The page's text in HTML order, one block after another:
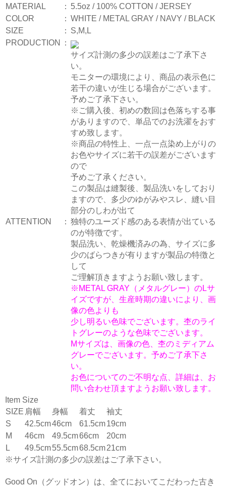
MATERIAL
： 5.5oz / 100% COTTON / JERSEY
COLOR
： WHITE / METAL GRAY / NAVY / BLACK
SIZE
： S,M,L
PRODUCTION
：
ATTENTION ：
サイズ計測の多少の誤差はご了承下さ
い。
モニターの環境により、商品の表示色に
若干の違いが生じる場合がございます。
予めご了承下さい。
※ご購入後、初めの数回は色落ちする事
がありますので、単品でのお洗濯をおす
すめ致します。
※商品の特性上、一点一点染め上がりの
お色やサイズに若干の誤差がございます
ので
予めご了承ください。
この製品は縫製後、製品洗いをしており
ますので、多少のゆがみやスレ、縫い目
部分のしわが出て
独特のユーズド感のある表情が出ている
のが特徴です。
製品洗い、乾燥機済みの為、サイズに多
少のばらつきが有りますが製品の特徴と
して
ご理解頂きますようお願い致します。
※METAL GRAY（メタルグレー）のLサ
イズですが、生産時期の違いにより、画
像の色よりも
少し明るい色味でございます。杢のライ
トグレーのような色味でございます。
Mサイズは、画像の色、杢のミディアム
グレーでございます。予めご了承下さ
い。
お色についてのご不明な点、詳細は、お
問い合わせ頂ますようお願い致します。
Item Size
SIZE 肩幅 身幅 着丈
袖丈
S
42.5cm46cm 61.5cm19cm
M
46cm 49.5cm66cm
20cm
L
49.5cm55.5cm68.5cm21cm
※サイズ計測の多少の誤差はご了承下さい。
Good On（グッドオン）は、全てにおいてこだわった古き